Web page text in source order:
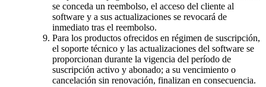
se conceda un reembolso, el acceso del cliente al
software y a sus actualizaciones se revocará de
inmediato tras el reembolso.
Para los productos ofrecidos en régimen de suscripción,
el soporte técnico y las actualizaciones del software se
proporcionan durante la vigencia del período de
suscripción activo y abonado; a su vencimiento o
cancelación sin renovación, finalizan en consecuencia.